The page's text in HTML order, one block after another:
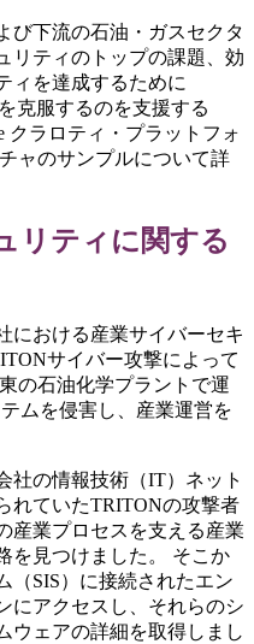
び下流の石油・ガスセクタ
リティのトップの課題、効
ィを達成するために
克服するのを支援する
クラロティ・プラットフォ
ャのサンプルについて詳
リティに関する
における産業サイバーセキ
サイバー攻撃によって
の石油化学プラントで運
ムを侵害し、産業運営を
社の情報技術（IT）ネット
れていたTRITONの攻撃者
産業プロセスを支える産業
を見つけました。 そこか
（SIS）に接続されたエン
にアクセスし、それらのシ
ウェアの詳細を取得しまし